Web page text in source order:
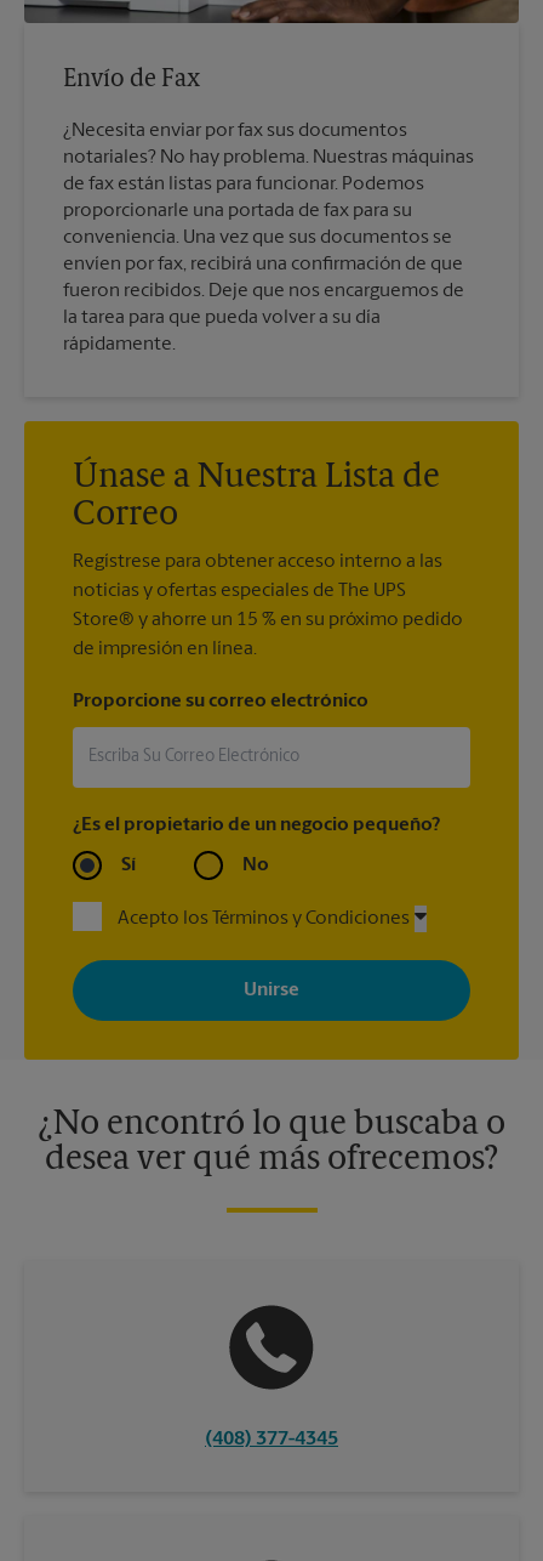
Envío de Fax
¿Necesita enviar por fax sus documentos
notariales? No hay problema. Nuestras máquinas
de fax están listas para funcionar. Podemos
proporcionarle una portada de fax para su
conveniencia. Una vez que sus documentos se
envíen por fax, recibirá una confirmación de que
fueron recibidos. Deje que nos encarguemos de
la tarea para que pueda volver a su día
rápidamente.
Únase a Nuestra Lista de
Correo
Regístrese para obtener acceso interno a las
noticias y ofertas especiales de The UPS
Store® y ahorre un 15 % en su próximo pedido
de impresión en línea.
Proporcione su correo electrónico
¿Es el propietario de un negocio pequeño?
Sí No
Acepto los Términos y Condiciones
Al registrarse, acepta recibir correos electrónicos de The UPS
Store con noticias, ofertas especiales, promociones y mensajes
adaptados a sus intereses. Puede darse de baja en cualquier
momento. Para más información, consulte nuestra política de
¿No encontró lo que buscaba o
desea ver qué más ofrecemos?
(408) 377-4345